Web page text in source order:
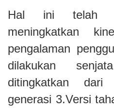
Hal ini telah
meningkatkan
pengalaman
dilakukan
ditingkatkan
generasi 3.Versi